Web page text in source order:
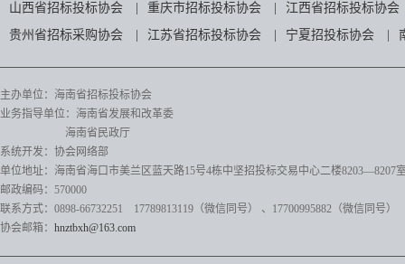
山西省招标投标协会
重庆市招标投标协会
江西省招标投标协会
贵州省招标采购协会
江苏省招标投标协会 宁夏招投标协会
主办单位：海南省招标投标协会
业务指导单位：海南省发展和改革委
海南省民政厅
系统开发：协会网络部
单位地址：海南省海口市美兰区蓝天路15号4栋中坚招投标交易中心二楼8203—8207
邮政编码：570000
联系方式：0898-66732251 17789813119（微信同号）
、17700995882 （微信同号）
协会邮箱： hnztbxh@163.com